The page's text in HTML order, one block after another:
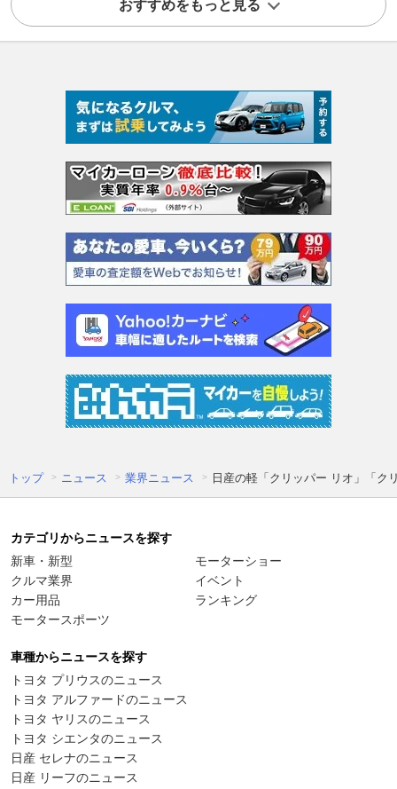
おすすめをもっと見る
トップ ニュース 業界ニュース 日産の軽「クリッパー リオ」「ク
カテゴリからニュースを探す
新車・新型
クルマ業界
カー用品
モータースポーツ
モーターショー
イベント
ランキング
車種からニュースを探す
トヨタ プリウスのニュース
トヨタ アルファードのニュース
トヨタ ヤリスのニュース
トヨタ シエンタのニュース
日産 セレナのニュース
日産 リーフのニュース